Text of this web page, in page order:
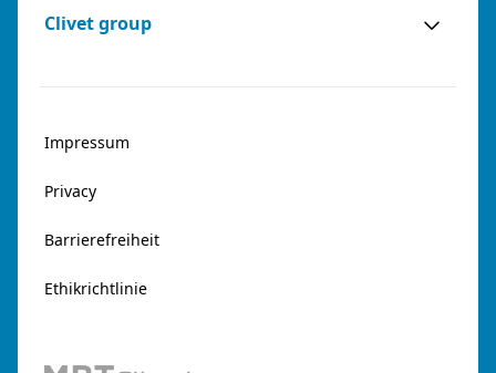
Clivet group
Impressum
Privacy
Barrierefreiheit
Ethikrichtlinie